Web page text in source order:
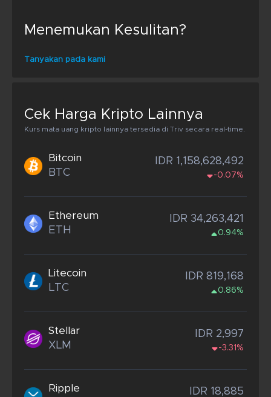
Menemukan Kesulitan?
Tanyakan pada kami
Cek Harga Kripto Lainnya
Kurs mata uang kripto lainnya tersedia di Triv secara real-time.
Bitcoin
BTC
IDR 1,158,628,492
-0.07%
Ethereum
ETH
IDR 34,263,421
0.94%
Litecoin
LTC
IDR 819,168
0.86%
Stellar
XLM
IDR 2,997
-3.31%
Ripple IDR 18,885